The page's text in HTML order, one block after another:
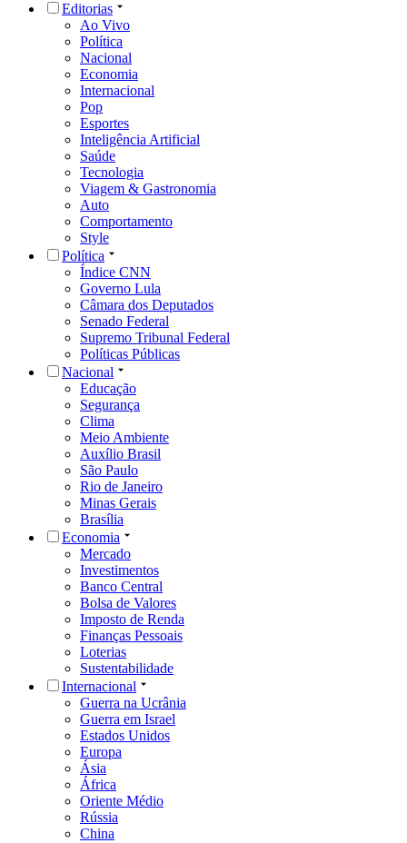
Editorias
Ao Vivo
Política
Nacional
Economia
Internacional
Pop
Esportes
Inteligência Artificial
Saúde
Tecnologia
Viagem & Gastronomia
Auto
Comportamento
Style
Política
Índice CNN
Governo Lula
Câmara dos Deputados
Senado Federal
Supremo Tribunal Federal
Políticas Públicas
Nacional
Educação
Segurança
Clima
Meio Ambiente
Auxílio Brasil
São Paulo
Rio de Janeiro
Minas Gerais
Brasília
Economia
Mercado
Investimentos
Banco Central
Bolsa de Valores
Imposto de Renda
Finanças Pessoais
Loterias
Sustentabilidade
Internacional
Guerra na Ucrânia
Guerra em Israel
Estados Unidos
Europa
Ásia
África
Oriente Médio
Rússia
China